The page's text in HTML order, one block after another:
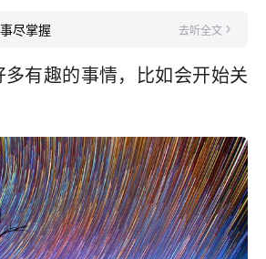
尽掌握 去听全文
有趣的事情，比如会开始关